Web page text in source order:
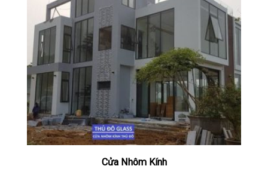
Cửa Nhôm Kính